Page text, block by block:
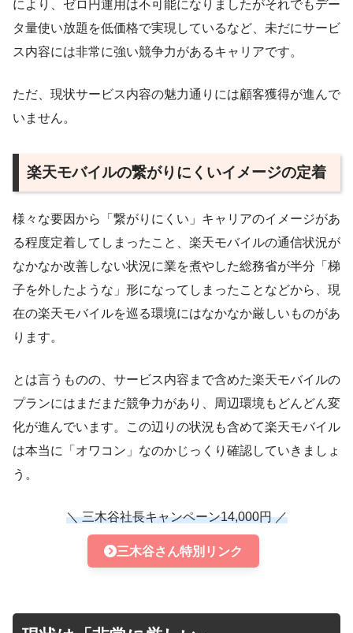
により、ゼロ円運用は不可能になりましたがそれでもデー
タ量使い放題を低価格で実現しているなど、未だにサービ
ス内容には非常に強い競争力があるキャリアです。
ただ、現状サービス内容の魅力通りには顧客獲得が進んで
いません。
楽天モバイルの繋がりにくいイメージの定着
様々な要因から「繋がりにくい」キャリアのイメージがあ
る程度定着してしまったこと、楽天モバイルの通信状況が
なかなか改善しない状況に業を煮やした総務省が半分「梯
子を外したような」形になってしまったことなどから、現
在の楽天モバイルを巡る環境にはなかなか厳しいものがあ
ります。
とは言うものの、サービス内容まで含めた楽天モバイルの
プランにはまだまだ競争力があり、周辺環境もどんどん変
化が進んでいます。この辺りの状況も含めて楽天モバイル
は本当に「オワコン」なのかじっくり確認していきましょ
う。
＼ 三木谷社長キャンペーン14,000円 ／
三木谷さん特別リンク